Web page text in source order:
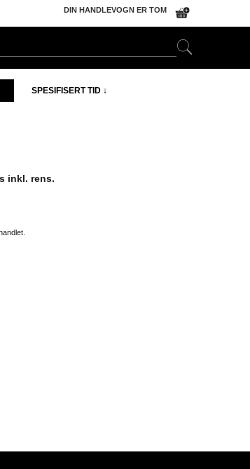
DIN HANDLEVOGN ER TOM
SPESIFISERT TID ↓
inkl. rens.